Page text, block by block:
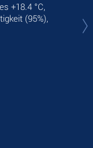
+18.4 °C,
(95%),
°C